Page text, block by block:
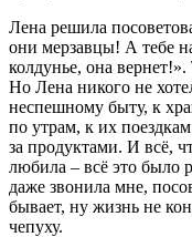
Лена решила
они мерзавцы! А тебе
колдунье, она
Но Лена никого не
неспешному быту, к
по утрам, к их
за продуктами. И всё,
любила – всё это было
даже звонила мне,
бывает, ну жизнь не
чепуху.